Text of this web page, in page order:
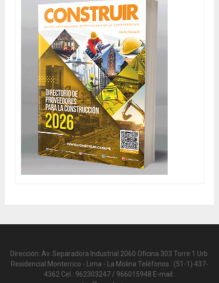
Dirección: Av. Separadora Industrial 2060 Oficina 303 Torre 1 Urb.
Residencial Monterrico - Lima - La Molina Teléfonos.: (51-1) 437-
4362 Cel.: 962303247 / 966015948 E-mail.: